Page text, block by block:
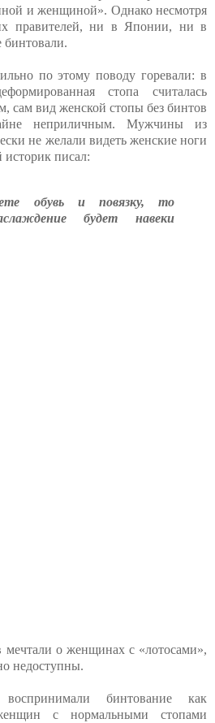
и женщиной». Однако несмотря
правителей, ни в Японии, ни в
по этому поводу горевали: в
стопа считалась
сам вид женской стопы без бинтов
неприличным. Мужчины из
не желали видеть женские ноги
писал:
обувь и повязку, то
будет навеки
о женщинах с «лотосами»,
недоступны.
бинтование как
с нормальными стопами